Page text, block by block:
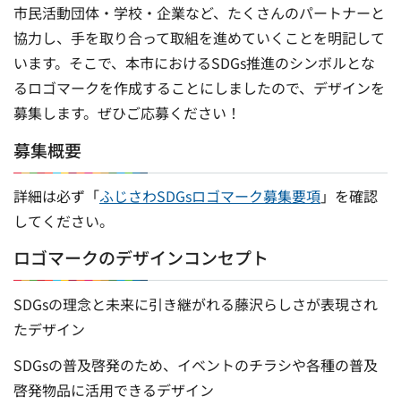
市民活動団体・学校・企業など、たくさんのパートナーと
協力し、手を取り合って取組を進めていくことを明記して
います。そこで、本市におけるSDGs推進のシンボルとな
るロゴマークを作成することにしましたので、デザインを
募集します。ぜひご応募ください！
募集概要
詳細は必ず「ふじさわSDGsロゴマーク募集要項」を確認
してください。
ロゴマークのデザインコンセプト
SDGsの理念と未来に引き継がれる藤沢らしさが表現され
たデザイン
SDGsの普及啓発のため、イベントのチラシや各種の普及
啓発物品に活用できるデザイン